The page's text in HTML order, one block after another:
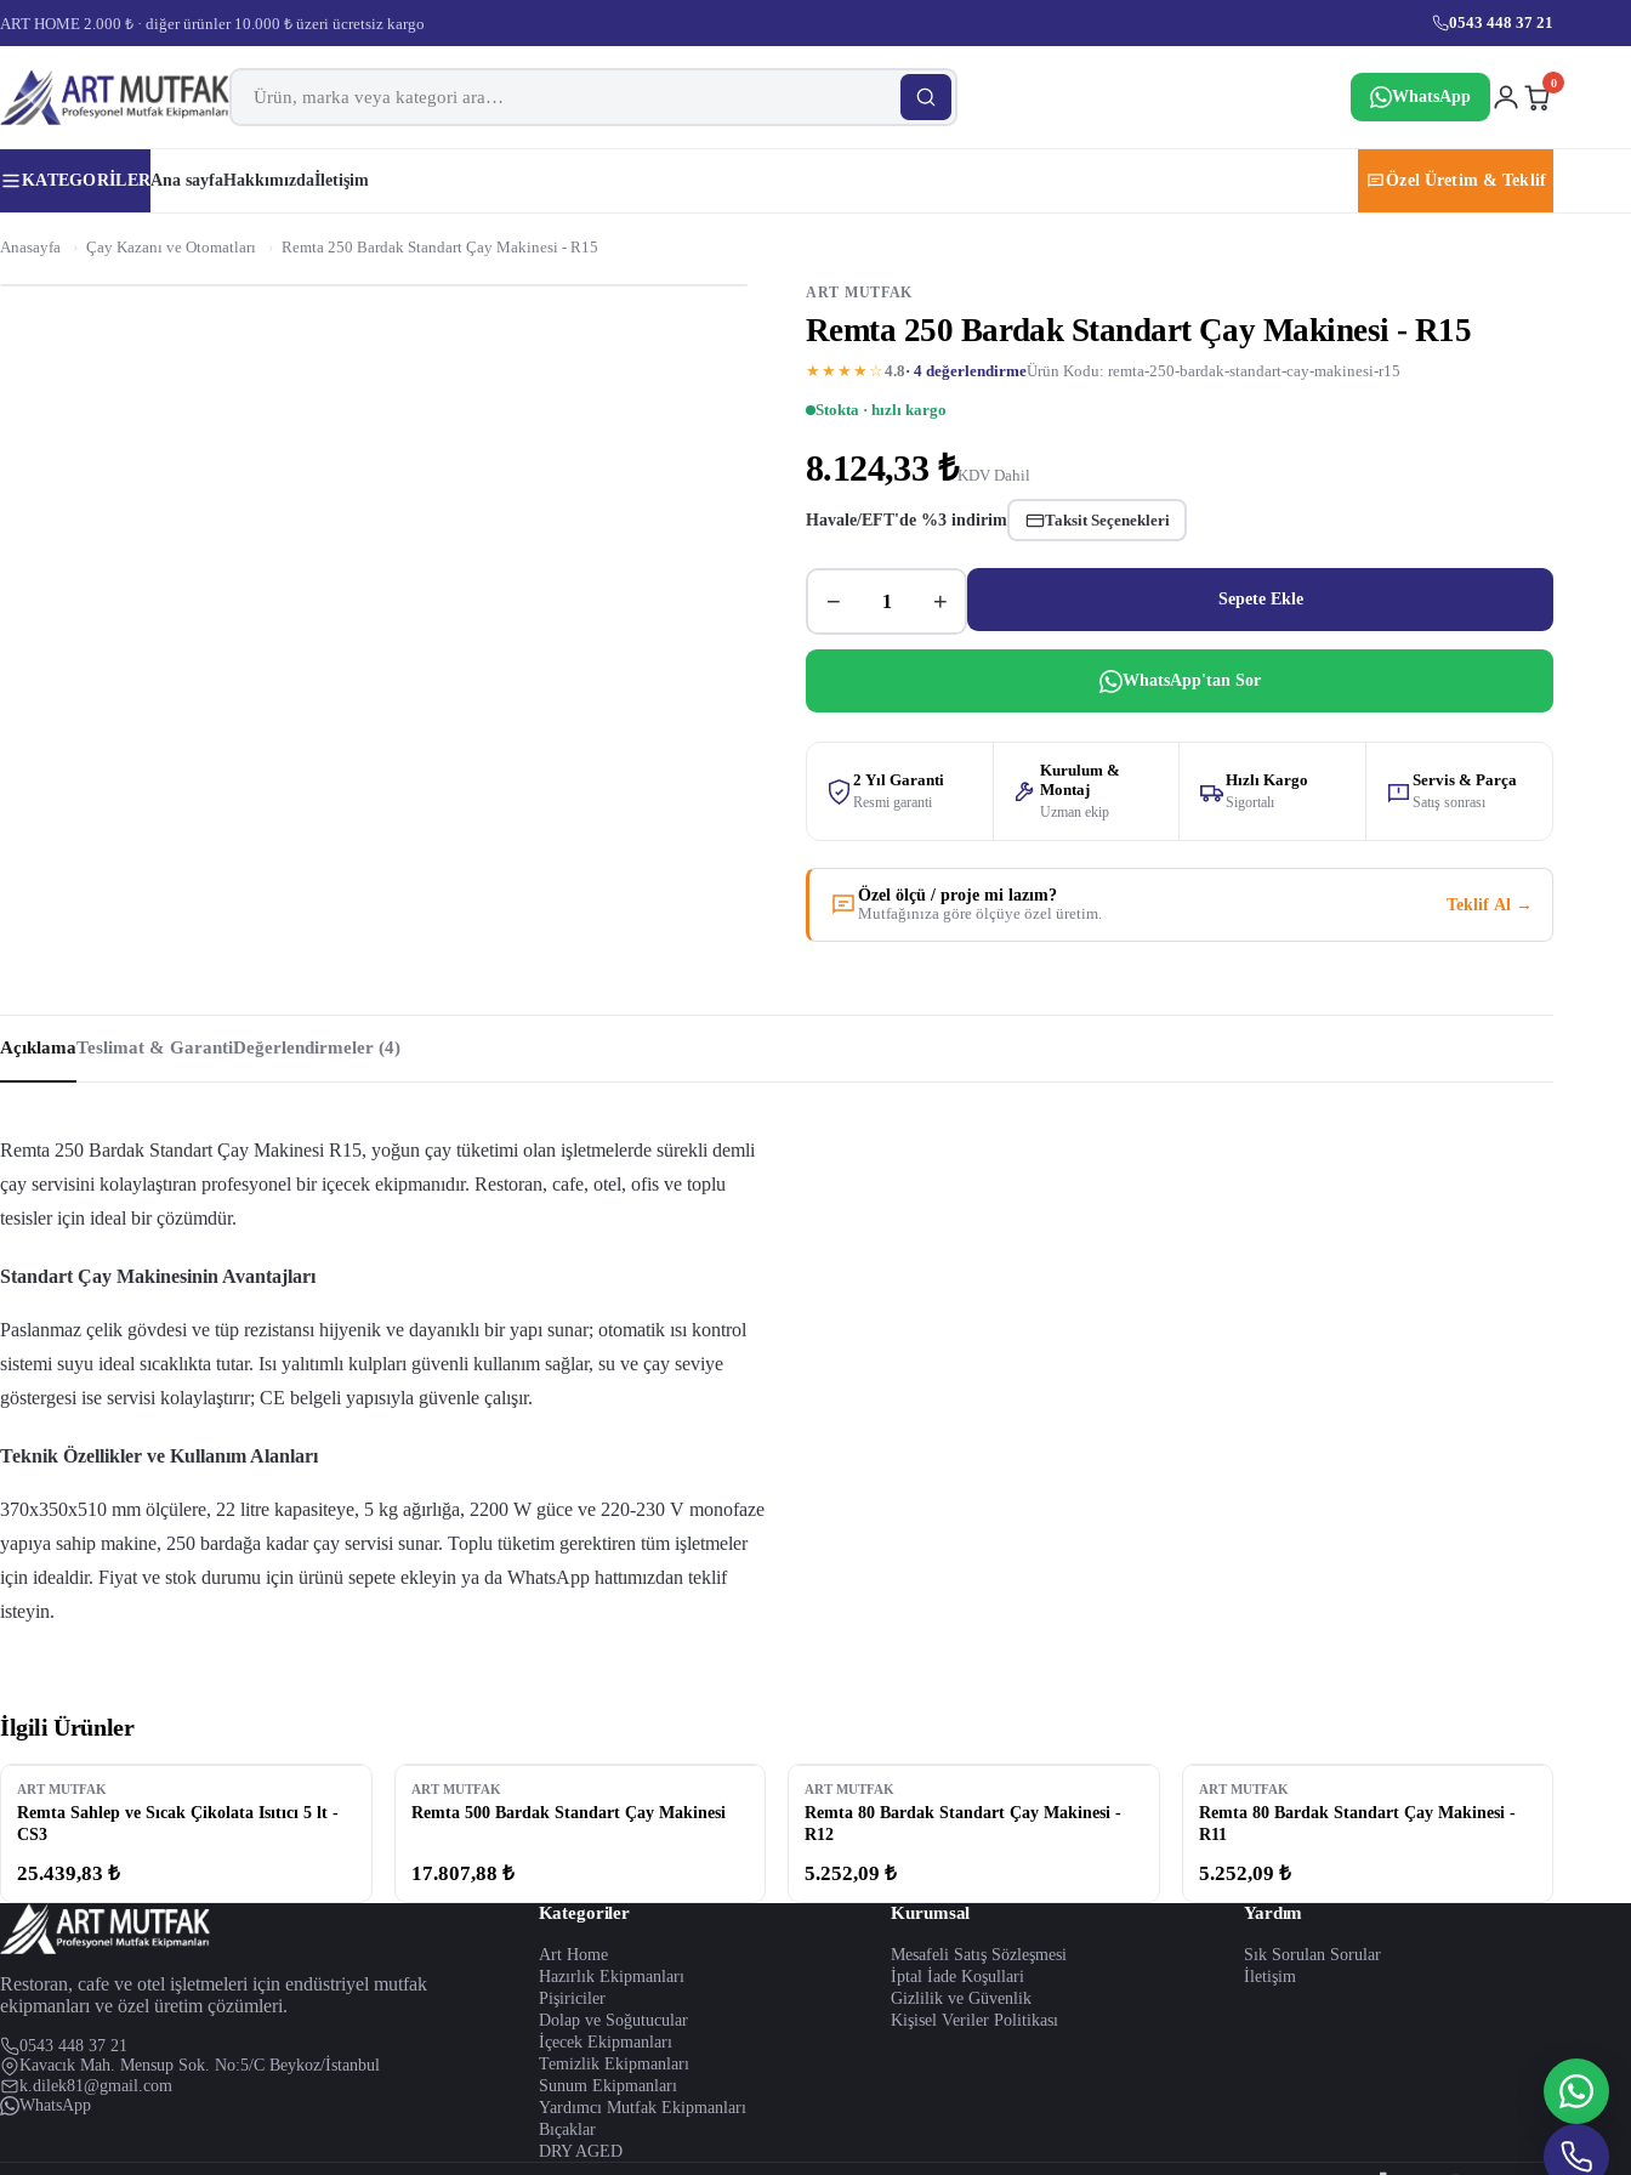
ART HOME 2.000 ₺ · diğer ürünler 10.000 ₺ üzeri ücretsiz kargo 0543 448 37 21
WhatsApp
0
KATEGORILERAna sayfaHakkımızdaİletişim Özel Üretim & Teklif
Anasayfa › Çay Kazanı ve Otomatları › Remta 250 Bardak Standart Çay Makinesi - R15
ART MUTFAK
Remta 250 Bardak Standart Çay Makinesi - R15
★★★★☆4.8· 4 değerlendirmeÜrün Kodu: remta-250-bardak-standart-cay-makinesi-r15
Stokta · hızlı kargo
8.124,33 ₺KDV Dahil
Havale/EFT'de %3 indirim Taksit Seçenekleri
− + Sepete Ekle
WhatsApp'tan Sor
2 Yıl Garanti
Resmi garanti
Kurulum &
Montaj
Uzman ekip
Hızlı Kargo
Sigortalı
Servis & Parça
Satış sonrası
Özel ölçü / proje mi lazım?
Mutfağınıza göre ölçüye özel üretim.
Teklif Al →
AçıklamaTeslimat & GarantiDeğerlendirmeler (4)
Remta 250 Bardak Standart Çay Makinesi R15, yoğun çay tüketimi olan işletmelerde sürekli demli
çay servisini kolaylaştıran profesyonel bir içecek ekipmanıdır. Restoran, cafe, otel, ofis ve toplu
tesisler için ideal bir çözümdür.
Standart Çay Makinesinin Avantajları
Paslanmaz çelik gövdesi ve tüp rezistansı hijyenik ve dayanıklı bir yapı sunar; otomatik ısı kontrol
sistemi suyu ideal sıcaklıkta tutar. Isı yalıtımlı kulpları güvenli kullanım sağlar, su ve çay seviye
göstergesi ise servisi kolaylaştırır; CE belgeli yapısıyla güvenle çalışır.
Teknik Özellikler ve Kullanım Alanları
370x350x510 mm ölçülere, 22 litre kapasiteye, 5 kg ağırlığa, 2200 W güce ve 220-230 V monofaze
yapıya sahip makine, 250 bardağa kadar çay servisi sunar. Toplu tüketim gerektiren tüm işletmeler
için idealdir. Fiyat ve stok durumu için ürünü sepete ekleyin ya da WhatsApp hattımızdan teklif
isteyin.
İlgili Ürünler
ART MUTFAK
Remta Sahlep ve Sıcak Çikolata Isıtıcı 5 lt -
CS3
25.439,83 ₺
ART MUTFAK
Remta 500 Bardak Standart Çay Makinesi
17.807,88 ₺
ART MUTFAK
Remta 80 Bardak Standart Çay Makinesi -
R12
5.252,09 ₺
ART MUTFAK
Remta 80 Bardak Standart Çay Makinesi -
R11
5.252,09 ₺
Restoran, cafe ve otel işletmeleri için endüstriyel mutfak
ekipmanları ve özel üretim çözümleri.
0543 448 37 21
Kavacık Mah. Mensup Sok. No:5/C Beykoz/İstanbul
k.dilek81@gmail.com
WhatsApp
Kategoriler
Art Home
Hazırlık Ekipmanları
Pişiriciler
Dolap ve Soğutucular
İçecek Ekipmanları
Temizlik Ekipmanları
Sunum Ekipmanları
Yardımcı Mutfak Ekipmanları
Bıçaklar
DRY AGED
Kurumsal
Mesafeli Satış Sözleşmesi
İptal İade Koşullari
Gizlilik ve Güvenlik
Kişisel Veriler Politikası
Yardım
Sık Sorulan Sorular
İletişim